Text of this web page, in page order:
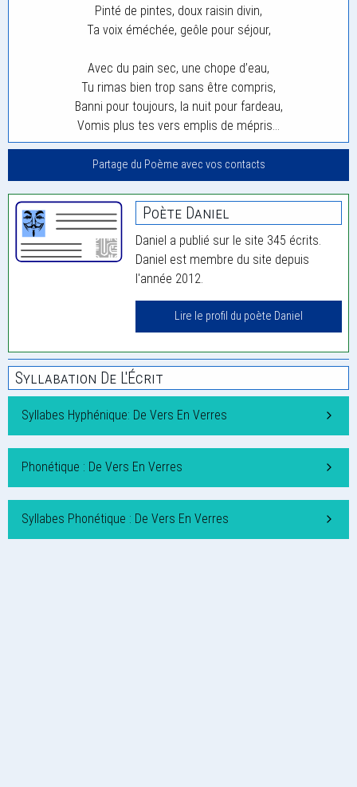
Pinté de pintes, doux raisin divin,
Ta voix éméchée, geôle pour séjour,
Avec du pain sec, une chope d’eau,
Tu rimas bien trop sans être compris,
Banni pour toujours, la nuit pour fardeau,
Vomis plus tes vers emplis de mépris…
Partage du Poème avec vos contacts
Poète Daniel
Daniel a publié sur le site 345 écrits.
Daniel est membre du site depuis
l'année 2012.
Lire le profil du poète Daniel
Syllabation De L'Écrit
Syllabes Hyphénique: De Vers En Verres
Phonétique : De Vers En Verres
Syllabes Phonétique : De Vers En Verres